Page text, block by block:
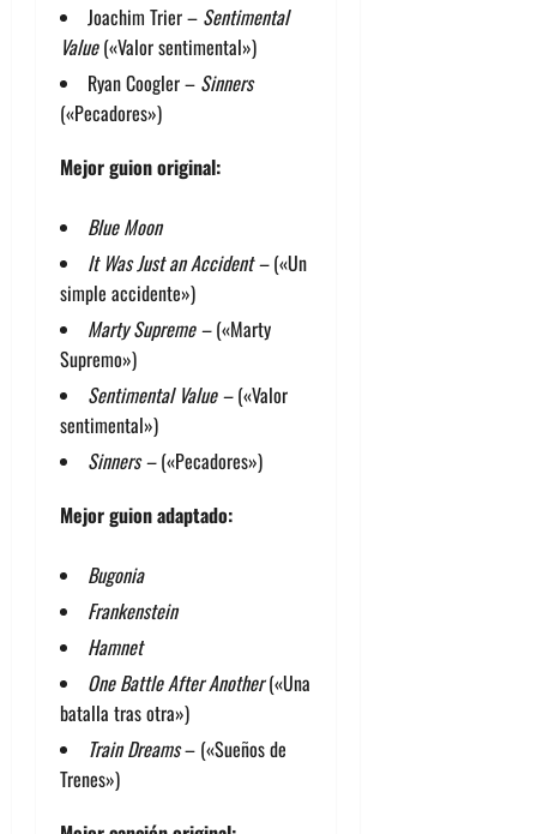
Joachim Trier – Sentimental
Value(«Valor sentimental»)
Ryan Coogler – Sinners
(«Pecadores»)
Mejor guion original:
Blue Moon
It Was Just an Accident –(«Un
simple accidente»)
Marty Supreme –(«Marty
Supremo»)
Sentimental Value –(«Valor
sentimental»)
Sinners –(«Pecadores»)
Mejor guion adaptado:
Bugonia
Frankenstein
Hamnet
One Battle After Another(«Una
batalla tras otra»)
Train Dreams– («Sueños de
Trenes»)